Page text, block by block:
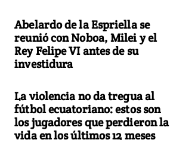
Abelardo de la Espriella se
reunió con Noboa, Milei y el
Rey Felipe VI antes de su
investidura
La violencia no da tregua al
fútbol ecuatoriano: estos son
los jugadores que perdieron la
vida en los últimos 12 meses